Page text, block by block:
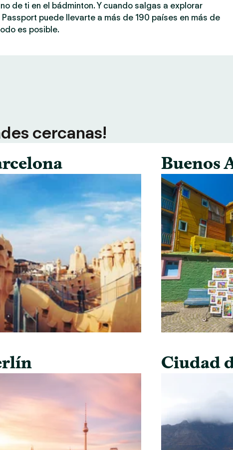
de ti en el bádminton. Y cuando salgas a explorar
puede llevarte a más de 190 países en más de
es posible.
cercanas!
Buenos
Ciudad